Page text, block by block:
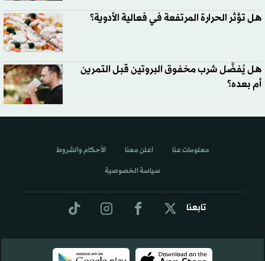
هل تؤثر الحرارة المرتفعة في فعالية الأدوية؟
هل يُفضَّل شرب مخفوق البروتين قبل التمرين
أم بعده؟
تابعنا
معلومات عنا اعلن معنا الأحكام والشروط
سياسة الخصوصية